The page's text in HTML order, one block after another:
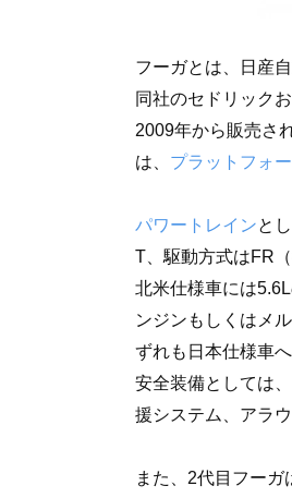
フーガとは、日産
同社のセドリック
2009年から販売さ
は、 プラットフォ
パワートレインと
T、駆動方式はFR
北米仕様車には
ンジンもしくはメ
ずれも日本仕様車
安全装備としては、
援システム、アラ
また、2代目フー